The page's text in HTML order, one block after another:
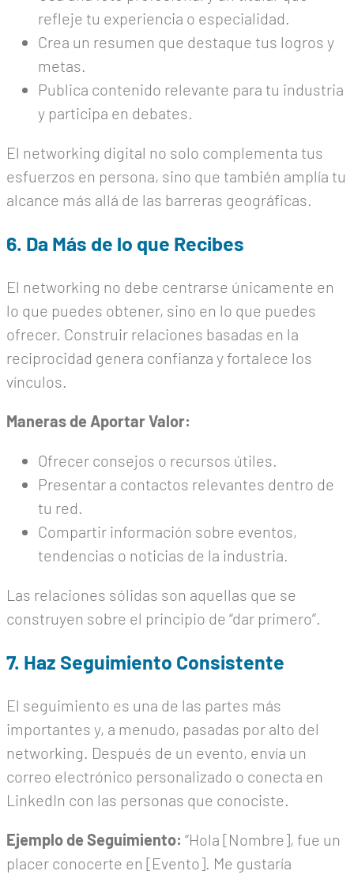
refleje tu experiencia o especialidad.
Crea un resumen que destaque tus logros y
metas.
Publica contenido relevante para tu industria
y participa en debates.
El networking digital no solo complementa tus
esfuerzos en persona, sino que también amplía tu
alcance más allá de las barreras geográficas.
6. Da Más de lo que Recibes
El networking no debe centrarse únicamente en
lo que puedes obtener, sino en lo que puedes
ofrecer. Construir relaciones basadas en la
reciprocidad genera confianza y fortalece los
vínculos.
Maneras de Aportar Valor:
Ofrecer consejos o recursos útiles.
Presentar a contactos relevantes dentro de
tu red.
Compartir información sobre eventos,
tendencias o noticias de la industria.
Las relaciones sólidas son aquellas que se
construyen sobre el principio de “dar primero”.
7. Haz Seguimiento Consistente
El seguimiento es una de las partes más
importantes y, a menudo, pasadas por alto del
networking. Después de un evento, envía un
correo electrónico personalizado o conecta en
LinkedIn con las personas que conociste.
Ejemplo de Seguimiento: “Hola [Nombre], fue un
placer conocerte en [Evento]. Me gustaría